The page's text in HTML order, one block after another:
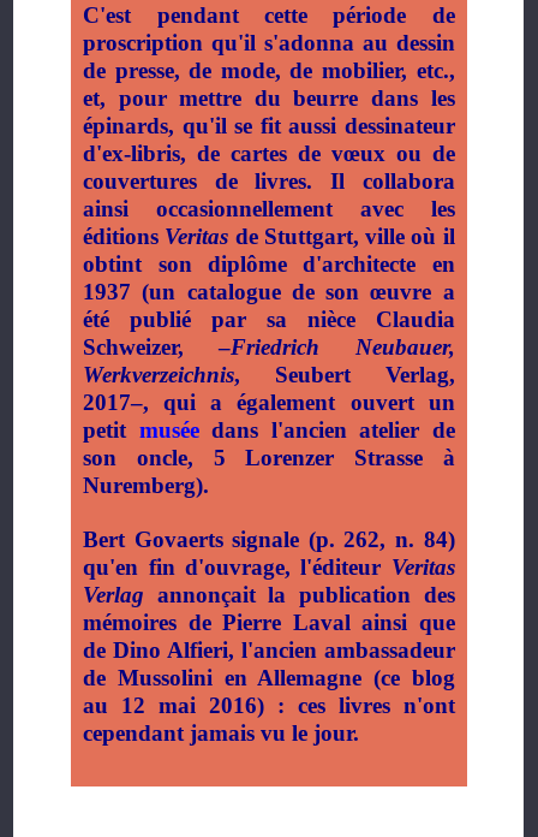
C'est pendant cette période de
proscription qu'il s'adonna au dessin
de presse, de mode, de mobilier, etc.,
et, pour mettre du beurre dans les
épinards, qu'il se fit aussi dessinateur
d'ex-libris, de cartes de vœux ou de
couvertures de livres. Il collabora
ainsi occasionnellement avec les
éditions Veritas de Stuttgart, ville où il
obtint son diplôme d'architecte en
1937 (un catalogue de son œuvre a
été publié par sa nièce Claudia
Schweizer,–Friedrich Neubauer,
Werkverzeichnis, Seubert Verlag,
2017–, qui a également ouvert un
petit muséedans l'ancien atelier de
son oncle, 5 Lorenzer Strasse à
Nuremberg).
Bert Govaerts signale (p. 262, n. 84)
qu'en fin d'ouvrage, l'éditeur Veritas
Verlag annonçait la publication des
mémoires de Pierre Laval ainsi que
de Dino Alfieri, l'ancien ambassadeur
de Mussolini en Allemagne (ce blog
au 12 mai 2016) : ces livres n'ont
cependant jamais vu le jour.